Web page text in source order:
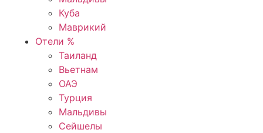
Куба
Маврикий
Отели %
Таиланд
Вьетнам
ОАЭ
Турция
Мальдивы
Сейшелы